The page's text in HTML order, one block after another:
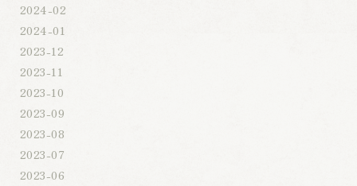
2024-02
2024-01
2023-12
2023-11
2023-10
2023-09
2023-08
2023-07
2023-06